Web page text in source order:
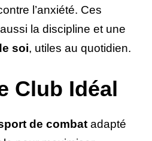
l’anxiété. Ces
la discipline et une
soi, utiles au quotidien.
Club Idéal
de combat adapté